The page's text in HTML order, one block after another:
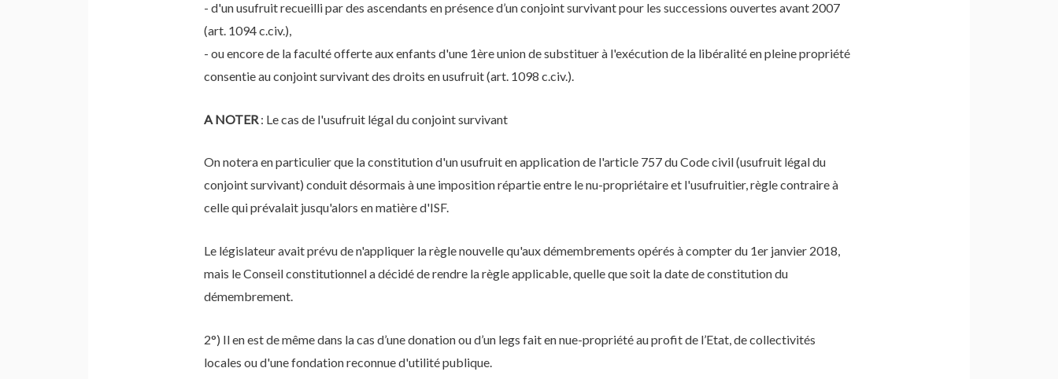
- d'un usufruit recueilli par des ascendants en présence d’un conjoint survivant pour les successions ouvertes avant 2007
(art. 1094 c.civ.),
- ou encore de la faculté offerte aux enfants d'une 1ère union de substituer à l'exécution de la libéralité en pleine propriété
consentie au conjoint survivant des droits en usufruit (art. 1098 c.civ.).
A NOTER: Le cas de l'usufruit légal du conjoint survivant
On notera en particulier que la constitution d'un usufruit en application de l'article 757 du Code civil (usufruit légal du
conjoint survivant) conduit désormais à une imposition répartie entre le nu-propriétaire et l'usufruitier, règle contraire à
celle qui prévalait jusqu'alors en matière d'ISF.
Le législateur avait prévu de n'appliquer la règle nouvelle qu'aux démembrements opérés à compter du 1er janvier 2018,
mais le Conseil constitutionnel a décidé de rendre la règle applicable, quelle que soit la date de constitution du
démembrement.
2°) Il en est de même dans la cas d’une donation ou d’un legs fait en nue-propriété au profit de l’Etat, de collectivités
locales ou d'une fondation reconnue d'utilité publique.